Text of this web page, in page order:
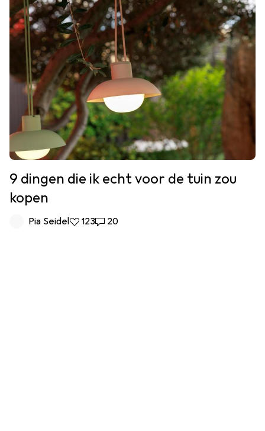
9 dingen die ik echt voor de tuin zou
kopen
Pia Seidel123 Likes
12320 Reacties
20